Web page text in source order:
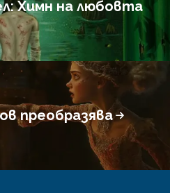
Химн на любовта
преобразява